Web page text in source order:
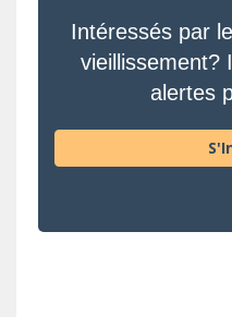
Intéressés par
vieillissement?
alertes